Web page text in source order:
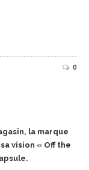
0
la marque
vision « Off the